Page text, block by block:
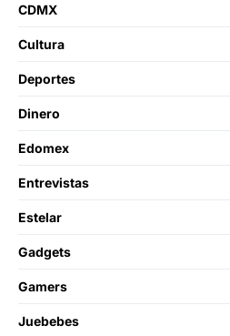
CDMX
Cultura
Deportes
Dinero
Edomex
Entrevistas
Estelar
Gadgets
Gamers
Juebebes